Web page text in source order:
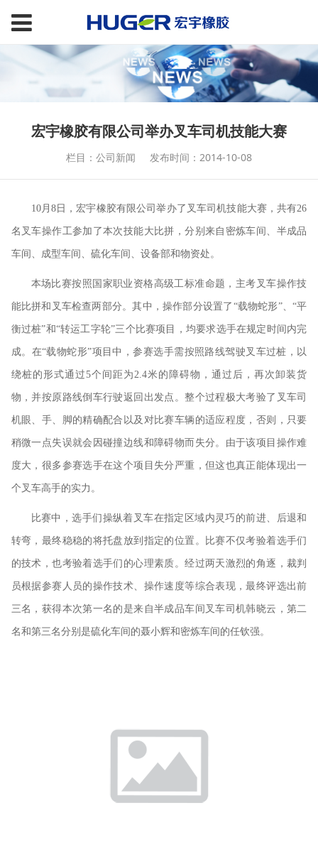
宏宇橡胶有限公司举办叉车司机技能大赛
栏目：公司新闻 发布时间：2014-10-08
10月8日，宏宇橡胶有限公司举办了叉车司机技能大赛，共有26
名叉车操作工参加了本次技能大比拼，分别来自密炼车间、半成品
车间、成型车间、硫化车间、设备部和物资处。
本场比赛按照国家职业资格高级工标准命题，主考叉车操作技
能比拼和叉车检查两部分。其中，操作部分设置了 “载物蛇形”、“平
衡过桩”和“转运工字轮”三个比赛项目，均要求选手在规定时间内完
成。在“载物蛇形”项目中，参赛选手需按照路线驾驶叉车过桩，以
绕桩的形式通过5个间距为2.4米的障碍物，通过后，再次卸装货
物，并按原路线倒车行驶返回出发点。整个过程极大考验了叉车司
机眼、手、脚的精确配合以及对比赛车辆的适应程度，否则，只要
稍微一点失误就会因碰撞边线和障碍物而失分。由于该项目操作难
度大，很多参赛选手在这个项目失分严重，但这也真正能体现出一
个叉车高手的实力。
比赛中，选手们操纵着叉车在指定区域内灵巧的前进、后退和
转弯，最终稳稳的将托盘放到指定的位置。比赛不仅考验着选手们
的技术，也考验着选手们的心理素质。经过两天激烈的角逐，裁判
员根据参赛人员的操作技术、操作速度等综合表现，最终评选出前
三名，获得本次第一名的是来自半成品车间叉车司机韩晓云，第二
名和第三名分别是硫化车间的聂小辉和密炼车间的任钦强。